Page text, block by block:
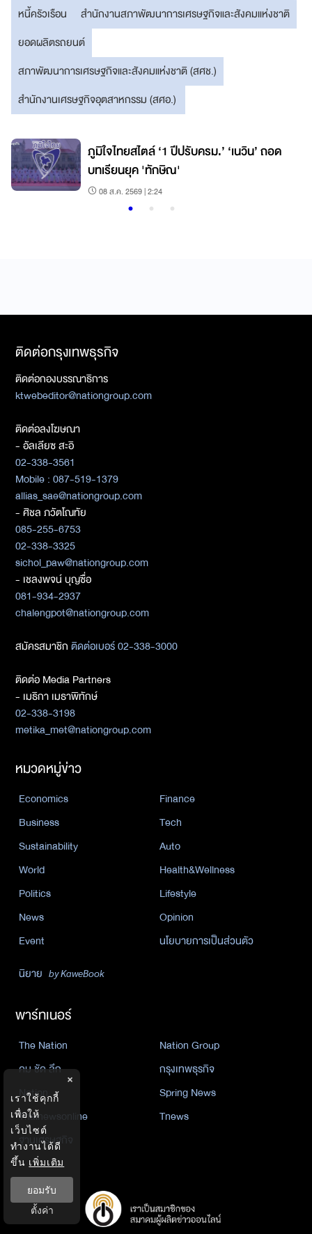
หนี้ครัวเรือน
สำนักงานสภาพัฒนาการเศรษฐกิจและสังคมแห่งชาติ
ยอดผลิตรถยนต์
สภาพัฒนาการเศรษฐกิจและสังคมแห่งชาติ (สศช.)
สำนักงานเศรษฐกิจอุตสาหกรรม (สศอ.)
ภูมิใจไทยสไตล์ ‘1 ปีปรับครม.’ ‘เนวิน’ ถอด
บทเรียนยุค 'ทักษิณ'
08 ส.ค. 2569 | 2:24
ติดต่อกรุงเทพธุรกิจ
ติดต่อกองบรรณาธิการ
ktwebeditor@nationgroup.com
ติดต่อลงโฆษณา
- อัลเลียซ สะอิ
02-338-3561
Mobile : 087-519-1379
allias_sae@nationgroup.com
- ศิชล ภวัตโณทัย
085-255-6753
02-338-3325
sichol_paw@nationgroup.com
- เชลงพจน์ บุญซื่อ
081-934-2937
chalengpot@nationgroup.com
สมัครสมาชิกติดต่อเบอร์ 02-338-3000
ติดต่อ Media Partners
- เมธิกา เมธาพิทักษ์
02-338-3198
metika_met@nationgroup.com
หมวดหมู่ข่าว
Economics
Finance
Business
Tech
Sustainability
Auto
World
Health&Wellness
Politics
Lifestyle
News
Opinion
Event
นโยบายการเป็นส่วนตัว
นิยาย by KaweBook
พาร์ทเนอร์
The Nation
Nation Group
คม ชัด ลึก
กรุงเทพธุรกิจ
Nation
Spring News
Thainewsonline
Tnews
ฐานเศรษฐกิจ
×
เราใช้คุกกี้
เพื่อให้
เว็บไซต์
ทำงานได้ดี
ขึ้น เพิ่มเติม
ยอมรับ
ตั้งค่า